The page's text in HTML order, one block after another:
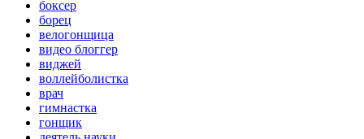
боксер
борец
велогонщица
видео блоггер
виджей
воллейболистка
врач
гимнастка
гонщик